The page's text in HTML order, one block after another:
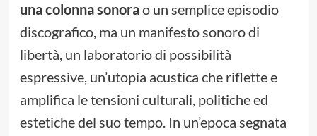
una colonna sonorao un semplice episodio
discografico, ma un manifesto sonoro di
libertà, un laboratorio di possibilità
espressive, un’utopia acustica che riflette e
amplifica le tensioni culturali, politiche ed
estetiche del suo tempo. In un’epoca segnata